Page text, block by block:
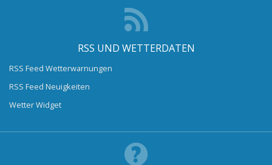
RSS UND WETTERDATEN
RSS Feed Wetterwarnungen
RSS Feed Neuigkeiten
Wetter Widget